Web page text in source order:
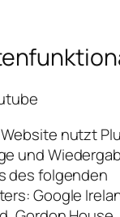
nutzt
und
des folgenden
Google